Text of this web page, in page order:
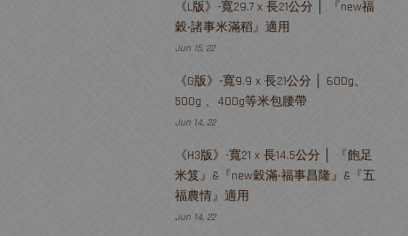
《L版》-寬29.7 x 長21公分 │ 『new福
穀‧諸事米滿稻』適用
Jun 15, 22
《G版》-寬9.9 x 長21公分 │ 600g、
500g 、400g等米包腰帶
Jun 14, 22
《H3版》-寬21 x 長14.5公分 │ 『飽足
米笈』&『new穀滿‧福事昌隆』&『五
福農情』適用
Jun 14, 22